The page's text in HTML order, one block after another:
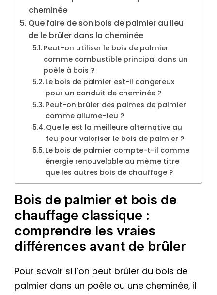
cheminée
Que faire de son bois de palmier au lieu
de le brûler dans la cheminée
Peut-on utiliser le bois de palmier
comme combustible principal dans un
poêle à bois ?
Le bois de palmier est-il dangereux
pour un conduit de cheminée ?
Peut-on brûler des palmes de palmier
comme allume-feu ?
Quelle est la meilleure alternative au
feu pour valoriser le bois de palmier ?
Le bois de palmier compte-t-il comme
énergie renouvelable au même titre
que les autres bois de chauffage ?
Bois de palmier et bois de
chauffage classique :
comprendre les vraies
différences avant de brûler
Pour savoir si l’on peut brûler du bois de
palmier dans un poêle ou une cheminée, il